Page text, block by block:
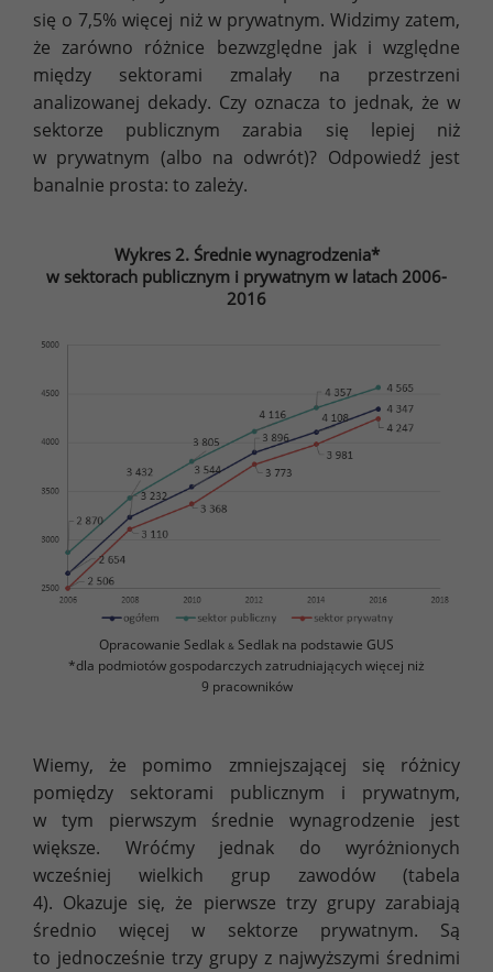
się o 7,5% więcej niż w prywatnym. Widzimy zatem,
że zarówno różnice bezwzględne jak i względne
między sektorami zmalały na przestrzeni
analizowanej dekady. Czy oznacza to jednak, że w
sektorze publicznym zarabia się lepiej niż
w prywatnym (albo na odwrót)? Odpowiedź jest
banalnie prosta: to zależy.
Wykres 2. Średnie wynagrodzenia*
w sektorach publicznym i prywatnym w latach 2006-
2016
Opracowanie Sedlak & Sedlak na podstawie GUS
*dla podmiotów gospodarczych zatrudniających więcej niż
9 pracowników
Wiemy, że pomimo zmniejszającej się różnicy
pomiędzy sektorami publicznym i prywatnym,
w tym pierwszym średnie wynagrodzenie jest
większe. Wróćmy jednak do wyróżnionych
wcześniej wielkich grup zawodów (tabela
4). Okazuje się, że pierwsze trzy grupy zarabiają
średnio więcej w sektorze prywatnym. Są
to jednocześnie trzy grupy z najwyższymi średnimi